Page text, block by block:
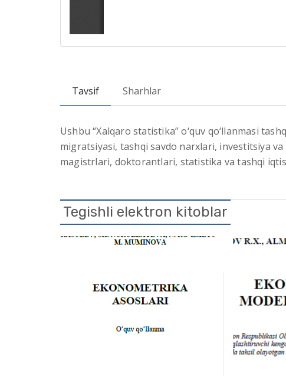
Tavsif Sharhlar
Ushbu “Xalqaro statistika” o‘quv qo‘llanmasi
migratsiyasi, tashqi savdo narxlari, investitsiya
magistrlari, doktorantlari, statistika va tashqi
Tegishli elektron kitoblar